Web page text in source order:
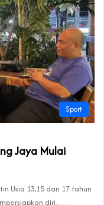
Sport
Jaya Mulai
Usia 13,15 dan 17 tahun
diri.…